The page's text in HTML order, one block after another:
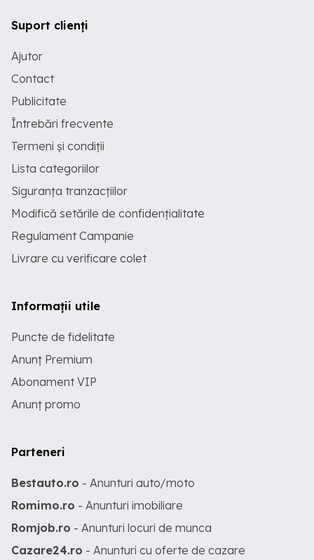
Suport clienți
Ajutor
Contact
Publicitate
Întrebări frecvente
Termeni și condiții
Lista categoriilor
Siguranța tranzacțiilor
Modifică setările de confidențialitate
Regulament Campanie
Livrare cu verificare colet
Informații utile
Puncte de fidelitate
Anunț Premium
Abonament VIP
Anunț promo
Parteneri
Bestauto.ro - Anunturi auto/moto
Romimo.ro - Anunturi imobiliare
Romjob.ro - Anunturi locuri de munca
Cazare24.ro - Anunturi cu oferte de cazare